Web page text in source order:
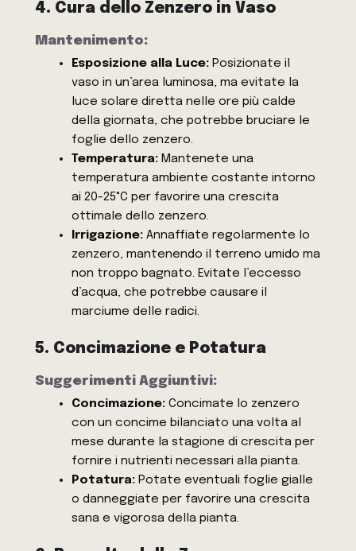
4. Cura dello Zenzero in Vaso
Mantenimento:
Esposizione alla Luce:Posizionate il
vaso in un’area luminosa, ma evitate la
luce solare diretta nelle ore più calde
della giornata, che potrebbe bruciare le
foglie dello zenzero.
Temperatura:Mantenete una
temperatura ambiente costante intorno
ai 20-25°C per favorire una crescita
ottimale dello zenzero.
Irrigazione:Annaffiate regolarmente lo
zenzero, mantenendo il terreno umido ma
non troppo bagnato. Evitate l’eccesso
d’acqua, che potrebbe causare il
marciume delle radici.
5. Concimazione e Potatura
Suggerimenti Aggiuntivi:
Concimazione:Concimate lo zenzero
con un concime bilanciato una volta al
mese durante la stagione di crescita per
fornire i nutrienti necessari alla pianta.
Potatura:Potate eventuali foglie gialle
o danneggiate per favorire una crescita
sana e vigorosa della pianta.